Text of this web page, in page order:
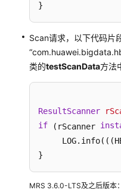
开
发
指
式）
开
发
}
Scan请求，以下代码片
类的testScanData方法
ResultScanner
if (rScanner
}
MRS 3.6.0-LTS及之后版本：